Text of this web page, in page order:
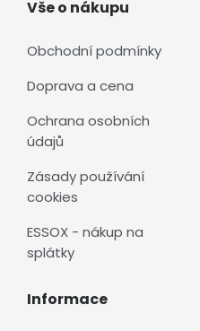
Vše o nákupu
Obchodní podmínky
Doprava a cena
Ochrana osobních
údajů
Zásady používání
cookies
ESSOX - nákup na
splátky
Informace